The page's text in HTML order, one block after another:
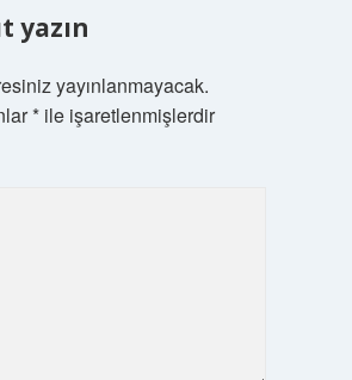
yazın
yayınlanmayacak.
*ile işaretlenmişlerdir